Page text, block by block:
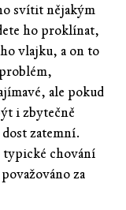
svítit nějakým
ho proklínat,
vlajku, a on to
ale pokud
i zbytečně
zatemní.
chování
za